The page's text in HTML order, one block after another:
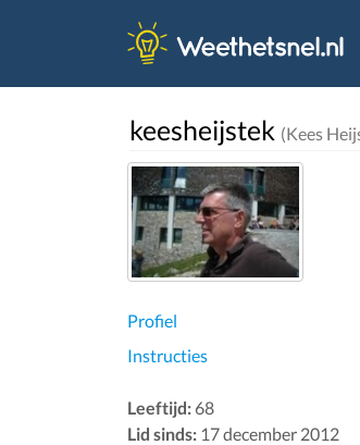
keesheijstek (Kees
Profiel
Instructies
Leeftijd: 68
Lid sinds: 17 december 2012